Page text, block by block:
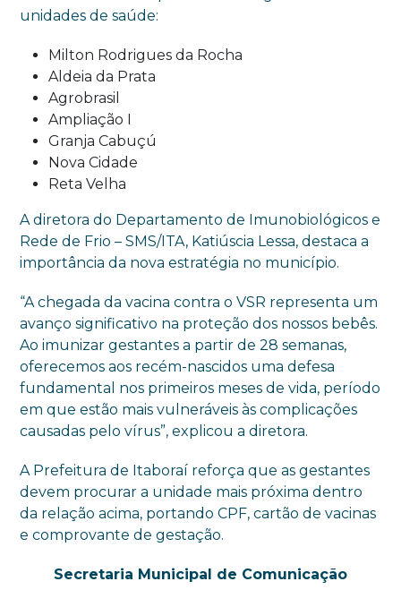
unidades de saúde:
Milton Rodrigues da Rocha
Aldeia da Prata
Agrobrasil
Ampliação I
Granja Cabuçú
Nova Cidade
Reta Velha
A diretora do Departamento de Imunobiológicos e
Rede de Frio – SMS/ITA, Katiúscia Lessa, destaca a
importância da nova estratégia no município.
“A chegada da vacina contra o VSR representa um
avanço significativo na proteção dos nossos bebês.
Ao imunizar gestantes a partir de 28 semanas,
oferecemos aos recém-nascidos uma defesa
fundamental nos primeiros meses de vida, período
em que estão mais vulneráveis às complicações
causadas pelo vírus”, explicou a diretora.
A Prefeitura de Itaboraí reforça que as gestantes
devem procurar a unidade mais próxima dentro
da relação acima, portando CPF, cartão de vacinas
e comprovante de gestação.
Secretaria Municipal de Comunicação